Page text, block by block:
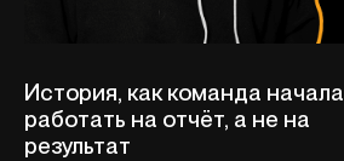
История, как команда начала
работать на отчёт, а не на
результат